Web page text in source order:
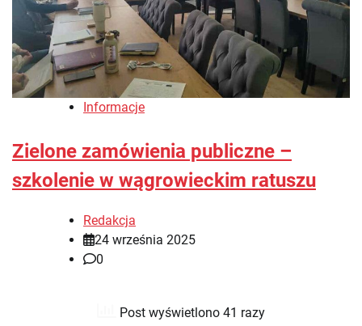
Informacje
Zielone zamówienia publiczne –
szkolenie w wągrowieckim ratuszu
Redakcja
24 września 2025
0
Post wyświetlono 41 razy